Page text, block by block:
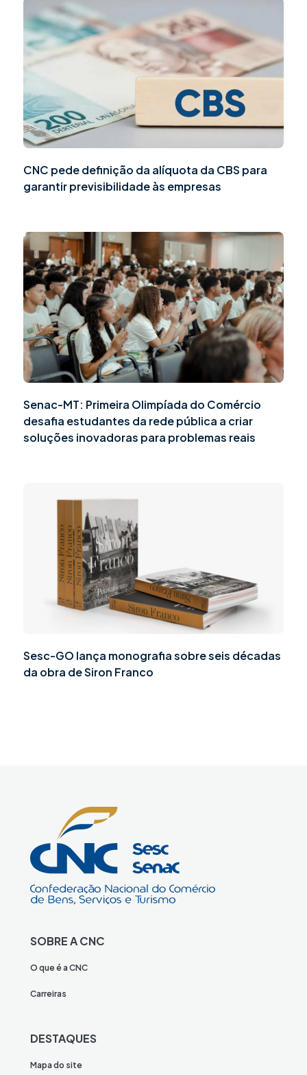
CNC pede definição da alíquota da CBS para
garantir previsibilidade às empresas
Senac-MT: Primeira Olimpíada do Comércio
desafia estudantes da rede pública a criar
soluções inovadoras para problemas reais
Sesc-GO lança monografia sobre seis décadas
da obra de Siron Franco
SOBRE A CNC
O que é a CNC
Carreiras
DESTAQUES
Mapa do site